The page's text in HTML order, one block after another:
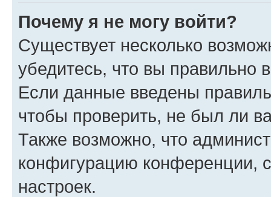
Почему я не могу войти?
Существует несколько
убедитесь, что вы правильно
Если данные введены
чтобы проверить, не был ли
Также возможно, что
конфигурацию конференции,
настроек.